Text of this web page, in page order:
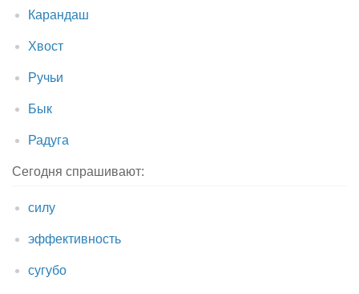
Карандаш
Хвост
Ручьи
Бык
Радуга
Сегодня спрашивают:
силу
эффективность
сугубо